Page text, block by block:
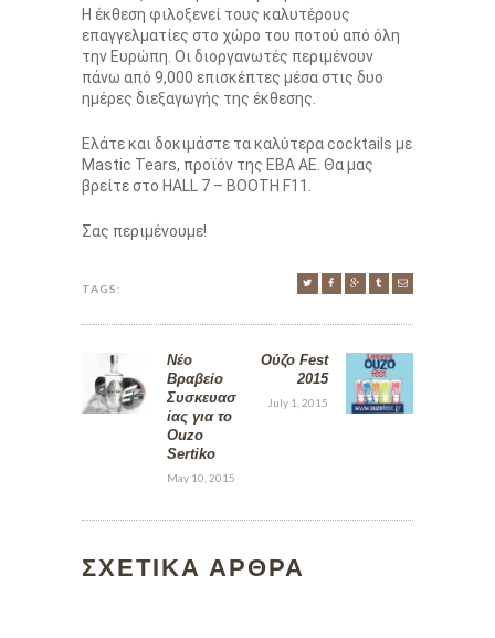
H έκθεση φιλοξενεί τους καλυτέρους
επαγγελματίες στο χώρο του ποτού από όλη
την Ευρώπη. Οι διοργανωτές περιμένουν
πάνω από 9,000 επισκέπτες μέσα στις δυο
ημέρες διεξαγωγής της έκθεσης.
Ελάτε και δοκιμάστε τα καλύτερα cocktails με
Mastic Tears, προϊόν της ΕΒΑ ΑΕ. Θα μας
βρείτε στο HALL 7 – BOOTH F11.
Σας περιμένουμε!
TAGS:
Νέο
Βραβείο
Συσκευασ
ίας για το
Ouzo
Sertiko
May 10, 2015
Ούζο Fest
2015
July 1, 2015
ΣΧΕΤΙΚΑ ΑΡΘΡΑ